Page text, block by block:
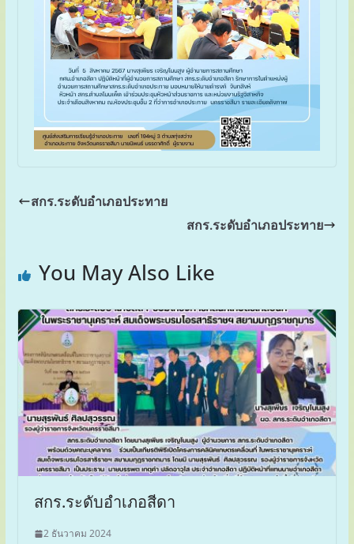
สกร.ระดับอำเภอประทาย
สกร.ระดับอำเภอประทาย
You May Also Like
สกร.ระดับอำเภอสีดา
2 ธันวาคม 2024